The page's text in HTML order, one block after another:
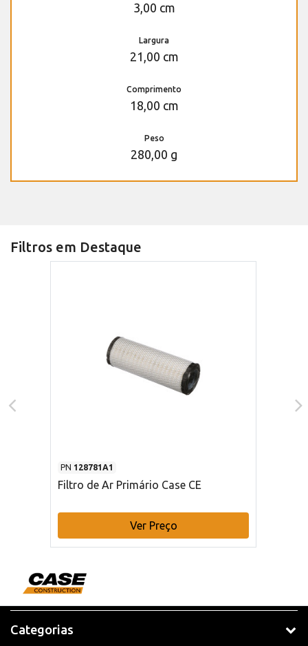
3,00 cm
Largura
21,00 cm
Comprimento
18,00 cm
Peso
280,00 g
Filtros em Destaque
PN 128781A1
Filtro de Ar Primário Case CE
Ver Preço
Categorias